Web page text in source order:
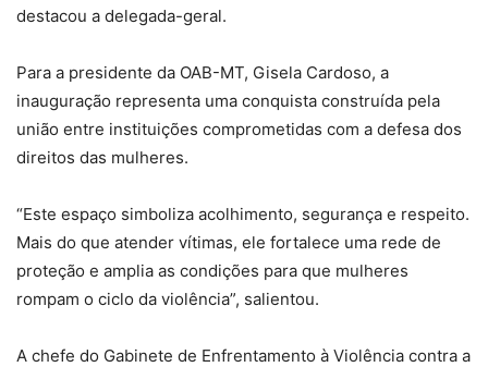
destacou a delegada-geral.
Para a presidente da OAB-MT, Gisela Cardoso, a
inauguração representa uma conquista construída pela
união entre instituições comprometidas com a defesa dos
direitos das mulheres.
“Este espaço simboliza acolhimento, segurança e respeito.
Mais do que atender vítimas, ele fortalece uma rede de
proteção e amplia as condições para que mulheres
rompam o ciclo da violência”, salientou.
A chefe do Gabinete de Enfrentamento à Violência contra a